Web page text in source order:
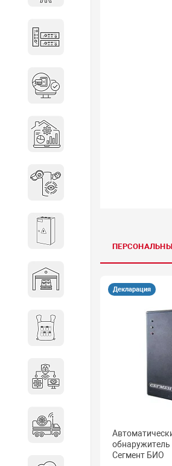
Снаряжение и
Специальная техника
Декларация
обнаружитель
Сегмент БИО